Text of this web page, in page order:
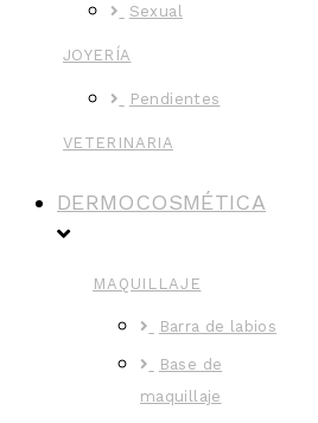
Sexual
JOYERÍA
Pendientes
VETERINARIA
DERMOCOSMÉTICA
MAQUILLAJE
Barra de labios
Base de
maquillaje